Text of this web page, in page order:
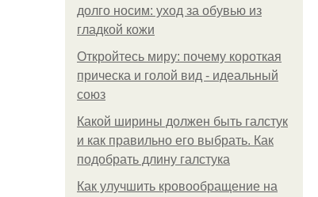
долго носим: уход за обувью из
гладкой кожи
Откройтесь миру: почему короткая
прическа и голой вид - идеальный
союз
Какой ширины должен быть галстук
и как правильно его выбрать. Как
подобрать длину галстука
Как улучшить кровообращение на